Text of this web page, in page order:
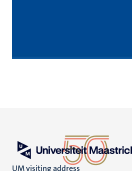
UM visiting address